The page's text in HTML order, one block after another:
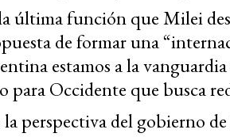
última función que Milei
de formar una
estamos a la
para Occidente que busca
la perspectiva del gobierno